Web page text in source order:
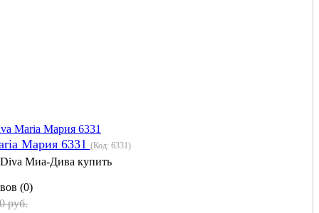
Мария 6331 (Код: 6331)
Миа-Дива купить
(0)
руб.